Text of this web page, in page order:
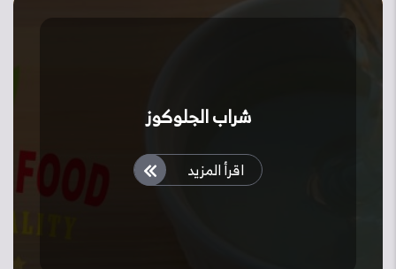
شراب الجلوكوز
اقرأ المزيد